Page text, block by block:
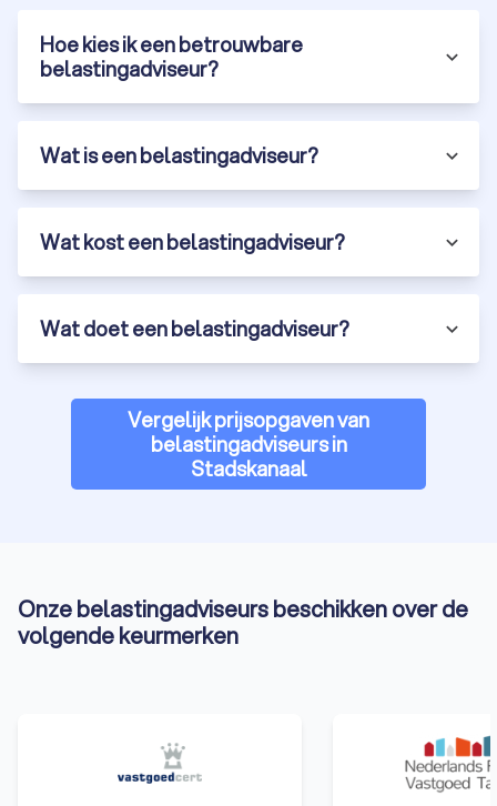
Hoe kies ik een betrouwbare
belastingadviseur?
Wat is een belastingadviseur?
Wat kost een belastingadviseur?
Wat doet een belastingadviseur?
Vergelijk prijsopgaven van
belastingadviseurs in
Stadskanaal
Onze belastingadviseurs beschikken over de
volgende keurmerken